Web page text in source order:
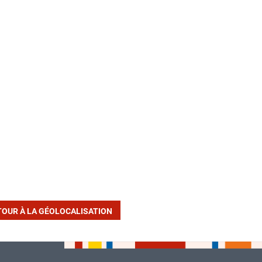
À LA GÉOLOCALISATION